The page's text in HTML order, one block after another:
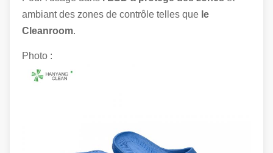
ambiant des zones de contrôle telles que le
Cleanroom.
Photo :